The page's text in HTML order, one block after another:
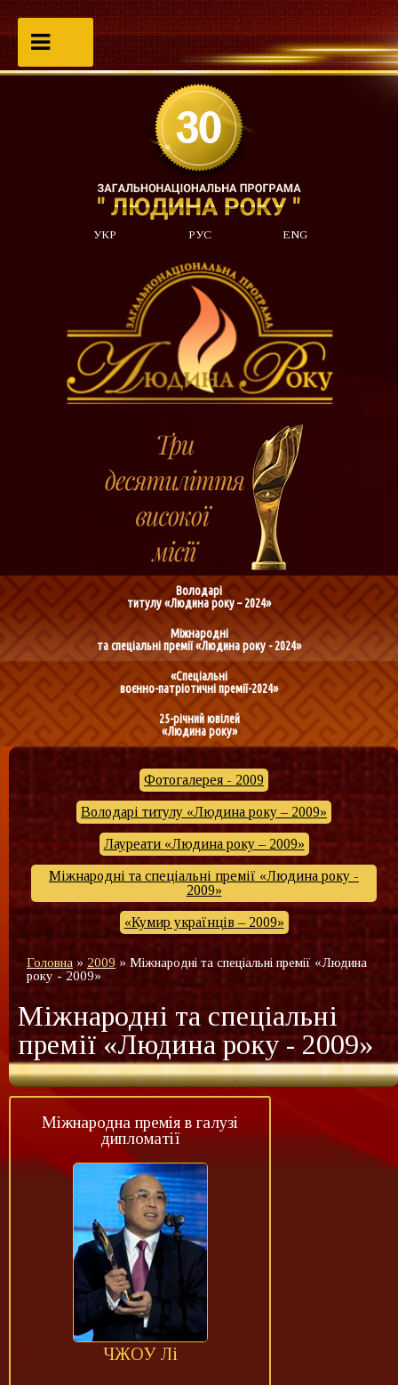
УКР РУС ENG
Володарі
титулу «Людина року – 2024»
Міжнародні
та спеціальні премії «Людина року - 2024»
«Спеціальні
воєнно-патріотичні премії-2024»
25-річний ювілей
«Людина року»
Фотогалерея - 2009
Володарі титулу «Людина року – 2009»
Лауреати «Людина року – 2009»
Міжнародні та спеціальні премії «Людина року -
2009»
«Кумир українців – 2009»
Головна » 2009 »Міжнародні та спеціальні премії «Людина
року - 2009»
Міжнародні та спеціальні
премії «Людина року - 2009»
Міжнародна премія в галузі
дипломатії
ЧЖОУ Лі